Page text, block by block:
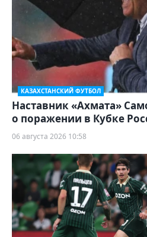
КАЗАХСТАНСКИЙ ФУТБОЛ
Наставник «Ахмата»
о поражении в Кубке
06 августа 2026 10:58